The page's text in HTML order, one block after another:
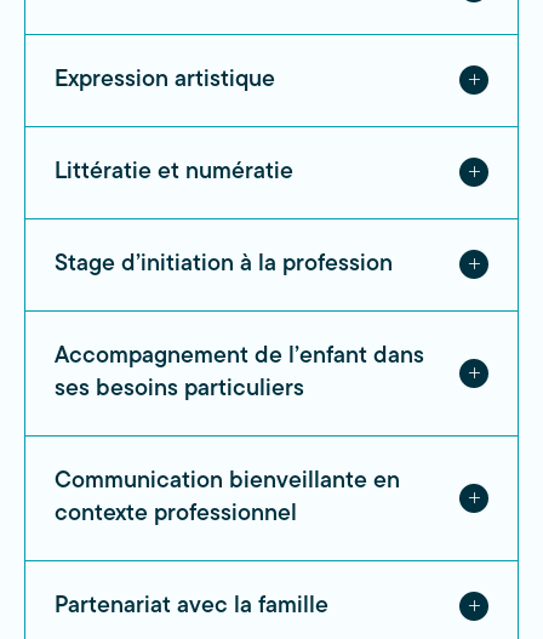
Expression artistique
Littératie et numératie
Stage d’initiation à la profession
Accompagnement de l’enfant dans
ses besoins particuliers
Communication bienveillante en
contexte professionnel
Partenariat avec la famille